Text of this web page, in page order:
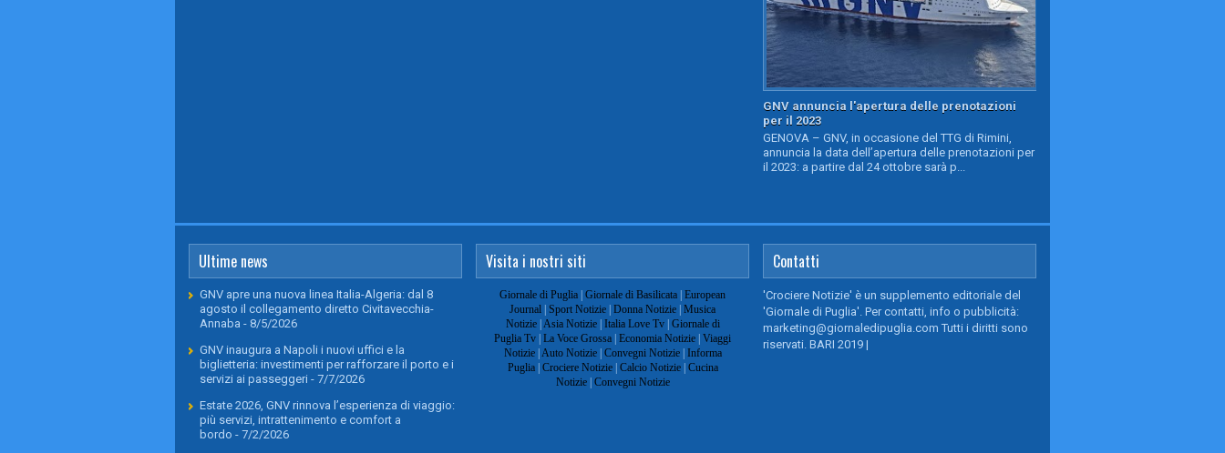
GNV annuncia l'apertura delle prenotazioni
per il 2023
GENOVA – GNV, in occasione del TTG di Rimini,
annuncia la data dell’apertura delle prenotazioni per
il 2023: a partire dal 24 ottobre sarà p...
Ultime news
GNV apre una nuova linea Italia-Algeria: dal 8
agosto il collegamento diretto Civitavecchia-
Annaba - 8/5/2026
GNV inaugura a Napoli i nuovi uffici e la
biglietteria: investimenti per rafforzare il porto e i
servizi ai passeggeri - 7/7/2026
Estate 2026, GNV rinnova l’esperienza di viaggio:
più servizi, intrattenimento e comfort a
bordo - 7/2/2026
Visita i nostri siti
Giornale di Puglia | Giornale di Basilicata | European
Journal | Sport Notizie | Donna Notizie | Musica
Notizie| Asia Notizie| Italia Love Tv| Giornale di
Puglia Tv | La Voce Grossa | Economia Notizie | Viaggi
Notizie| Auto Notizie| Convegni Notizie| Informa
Puglia| Crociere Notizie| Calcio Notizie| Cucina
Notizie| Convegni Notizie
Contatti
'Crociere Notizie' è un supplemento editoriale del
'Giornale di Puglia'. Per contatti, info o pubblicità:
marketing@giornaledipuglia.com Tutti i diritti sono
riservati. BARI 2019 |